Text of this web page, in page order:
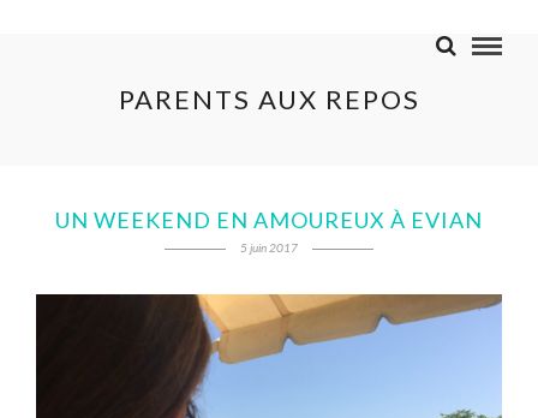
PARENTS AUX REPOS
UN WEEKEND EN AMOUREUX À EVIAN
5 juin 2017